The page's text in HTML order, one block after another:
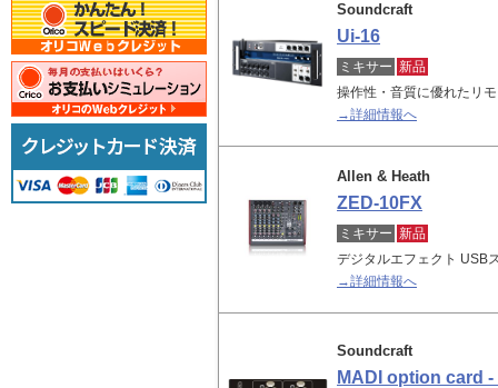
Soundcraft
Ui-16
ミキサー 新品
操作性・音質に優れたリ
→詳細情報へ
Allen & Heath
ZED-10FX
ミキサー 新品
デジタルエフェクト USB
→詳細情報へ
Soundcraft
MADI option card -